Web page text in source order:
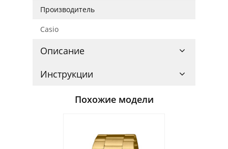
Производитель
Casio
Описание
Инструкции
Похожие модели